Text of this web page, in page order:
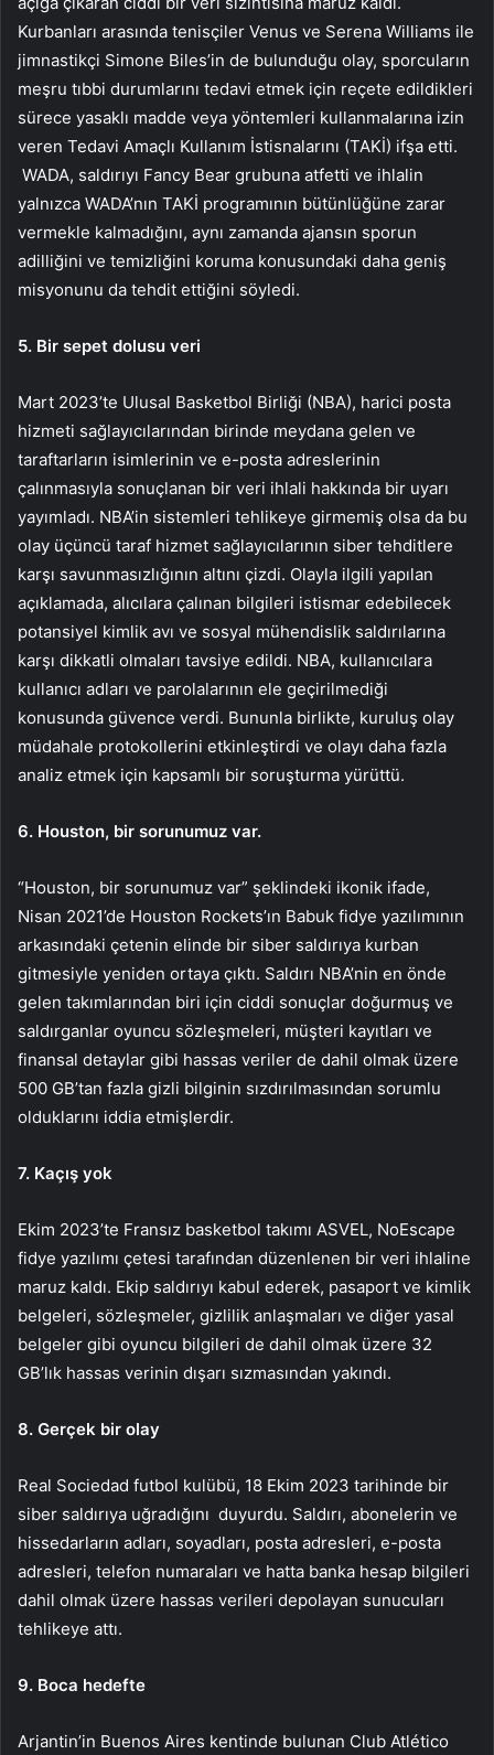
Kurbanları arasında tenisçiler Venus ve Serena Williams ile
jimnastikçi Simone Biles’in de bulunduğu olay, sporcuların
meşru tıbbi durumlarını tedavi etmek için reçete edildikleri
sürece yasaklı madde veya yöntemleri kullanmalarına izin
veren Tedavi Amaçlı Kullanım İstisnalarını (TAKİ) ifşa etti.
WADA, saldırıyı Fancy Bear grubuna atfetti ve ihlalin
yalnızca WADA’nın TAKİ programının bütünlüğüne zarar
vermekle kalmadığını, aynı zamanda ajansın sporun
adilliğini ve temizliğini koruma konusundaki daha geniş
misyonunu da tehdit ettiğini söyledi.
5. Bir sepet dolusu veri
Mart 2023’te Ulusal Basketbol Birliği (NBA), harici posta
hizmeti sağlayıcılarından birinde meydana gelen ve
taraftarların isimlerinin ve e-posta adreslerinin
çalınmasıyla sonuçlanan bir veri ihlali hakkında bir uyarı
yayımladı. NBA’in sistemleri tehlikeye girmemiş olsa da bu
olay üçüncü taraf hizmet sağlayıcılarının siber tehditlere
karşı savunmasızlığının altını çizdi. Olayla ilgili yapılan
açıklamada, alıcılara çalınan bilgileri istismar edebilecek
potansiyel kimlik avı ve sosyal mühendislik saldırılarına
karşı dikkatli olmaları tavsiye edildi. NBA, kullanıcılara
kullanıcı adları ve parolalarının ele geçirilmediği
konusunda güvence verdi. Bununla birlikte, kuruluş olay
müdahale protokollerini etkinleştirdi ve olayı daha fazla
analiz etmek için kapsamlı bir soruşturma yürüttü.
6. Houston, bir sorunumuz var.
“Houston, bir sorunumuz var” şeklindeki ikonik ifade,
Nisan 2021’de Houston Rockets’ın Babuk fidye yazılımının
arkasındaki çetenin elinde bir siber saldırıya kurban
gitmesiyle yeniden ortaya çıktı. Saldırı NBA’nin en önde
gelen takımlarından biri için ciddi sonuçlar doğurmuş ve
saldırganlar oyuncu sözleşmeleri, müşteri kayıtları ve
finansal detaylar gibi hassas veriler de dahil olmak üzere
500 GB’tan fazla gizli bilginin sızdırılmasından sorumlu
olduklarını iddia etmişlerdir.
7. Kaçış yok
Ekim 2023’te Fransız basketbol takımı ASVEL, NoEscape
fidye yazılımı çetesi tarafından düzenlenen bir veri ihlaline
maruz kaldı. Ekip saldırıyı kabul ederek, pasaport ve kimlik
belgeleri, sözleşmeler, gizlilik anlaşmaları ve diğer yasal
belgeler gibi oyuncu bilgileri de dahil olmak üzere 32
GB’lık hassas verinin dışarı sızmasından yakındı.
8. Gerçek bir olay
Real Sociedad futbol kulübü, 18 Ekim 2023 tarihinde bir
siber saldırıya uğradığını duyurdu. Saldırı, abonelerin ve
hissedarların adları, soyadları, posta adresleri, e-posta
adresleri, telefon numaraları ve hatta banka hesap bilgileri
dahil olmak üzere hassas verileri depolayan sunucuları
tehlikeye attı.
9. Boca hedefte
Arjantin’in Buenos Aires kentinde bulunan Club Atlético